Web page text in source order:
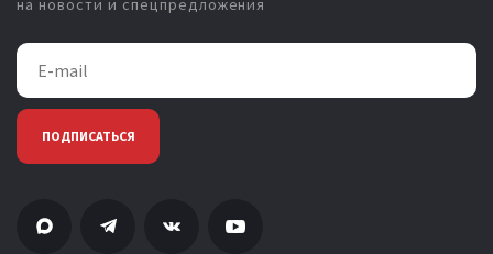
на новости и спецпредложения
ПОДПИСАТЬСЯ